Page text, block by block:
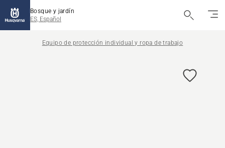
Bosque y jardín
ES, Español
Equipo de protección individual y ropa de trabajo